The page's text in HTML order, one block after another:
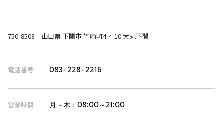
750-8503 山口県 下関市 竹崎町4-4-10 大丸下関
電話番号 083-228-2216
営業時間 月～木：08:00～21:00